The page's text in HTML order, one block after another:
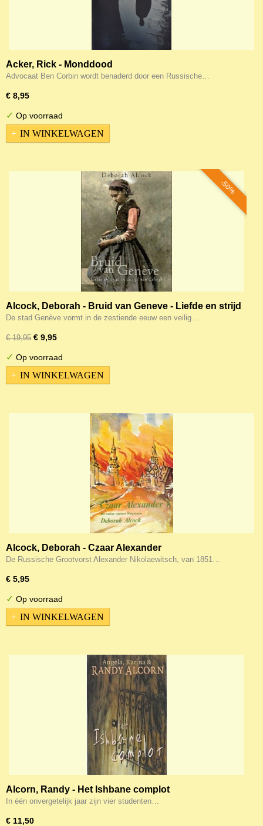
Acker, Rick - Monddood
Advocaat Ben Corbin wordt benaderd door een Russische…
€ 8,95
✓ Op voorraad
IN WINKELWAGEN
-50%
Alcock, Deborah - Bruid van Geneve - Liefde en strijd
in de tijd van Calvijn
De stad Genève vormt in de zestiende eeuw een veilig…
€ 19,95 € 9,95
✓ Op voorraad
IN WINKELWAGEN
Alcock, Deborah - Czaar Alexander
De Russische Grootvorst Alexander Nikolaewitsch, van 1851…
€ 5,95
✓ Op voorraad
IN WINKELWAGEN
Alcorn, Randy - Het Ishbane complot
In één onvergetelijk jaar zijn vier studenten…
€ 11,50